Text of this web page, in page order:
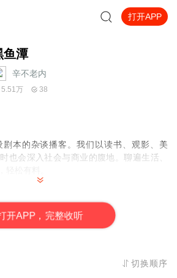
打开APP
鱼潭
辛不老内
5.51万 38
剧本的杂谈播客。我们以读书、观影、美
也会深入社会与商业的 腹地。聊遍生活、
开APP，完整收听
切换顺序